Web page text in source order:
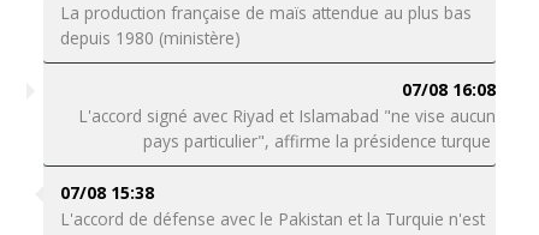
La production française de maïs attendue au plus bas
depuis 1980 (ministère)
07/08 16:08
L'accord signé avec Riyad et Islamabad "ne vise aucun
pays particulier", affirme la présidence turque
07/08 15:38
L'accord de défense avec le Pakistan et la Turquie n'est